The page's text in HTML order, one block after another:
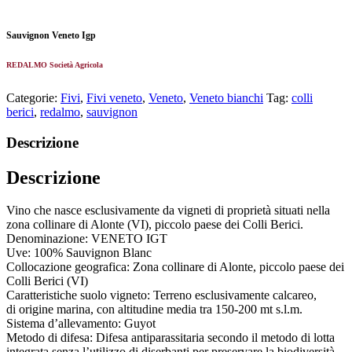
Sauvignon Veneto Igp
REDALMO Società Agricola
Categorie: Fivi, Fivi veneto, Veneto, Veneto bianchi Tag: colli
berici, redalmo, sauvignon
Descrizione
Descrizione
Vino che nasce esclusivamente da vigneti di proprietà situati nella
zona collinare di Alonte (VI), piccolo paese dei Colli Berici.
Denominazione: VENETO IGT
Uve: 100% Sauvignon Blanc
Collocazione geografica: Zona collinare di Alonte, piccolo paese dei
Colli Berici (VI)
Caratteristiche suolo vigneto: Terreno esclusivamente calcareo,
di origine marina, con altitudine media tra 150-200 mt s.l.m.
Sistema d’allevamento: Guyot
Metodo di difesa: Difesa antiparassitaria secondo il metodo di lotta